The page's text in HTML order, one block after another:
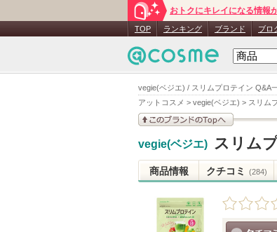
vegie(ベジエ) / スリムプロテイン Q&A
アットコスメ > vegie(ベジエ) > スリム
おトクにキレイになる情報
TOP ランキング ブランド ブロ
見る
vegie(ベジエ) スリム
商品情報 クチコミ (284)